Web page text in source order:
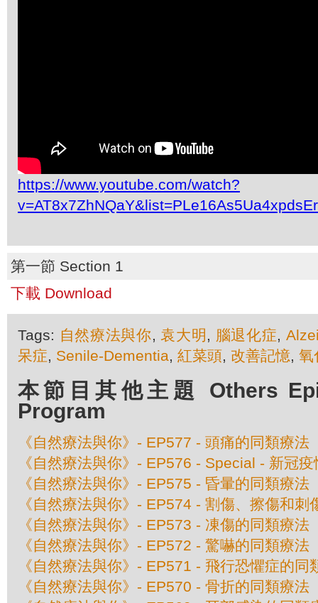
https://www.youtube.com/watch?
第一節 Section 1
下載 Download
Tags: 自然療法與你,袁大明 , 腦退化症,
呆症, Senile-Dementia, 紅菜頭, 改善記憶, 氧
本節目其他主題 Others
Program
《自然療法與你》- EP577 - 頭痛的同類療法
《自然療法與你》- EP576 - Special - 新冠
《自然療法與你》- EP575 - 昏暈的同類療法
《自然療法與你》- EP574 - 割傷、擦傷和刺
《自然療法與你》- EP573 - 凍傷的同類療法
《自然療法與你》- EP572 - 驚嚇的同類療法
《自然療法與你》- EP571 - 飛行恐懼症的同
《自然療法與你》- EP570 - 骨折的同類療法